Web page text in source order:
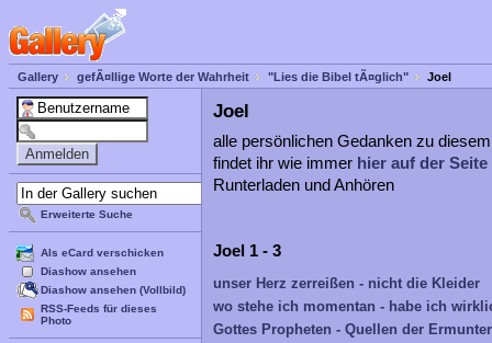
Gallery gefÃ¤llige Worte der Wahrheit "Lies die Bibel tÃ¤glich" Joel
Erweiterte Suche
Als eCard verschicken
Diashow ansehen
Diashow ansehen (Vollbild)
RSS-Feeds für dieses
Photo
Joel
alle persönlichen Gedanken zu
findet ihr wie immer hier auf der
Runterladen und Anhören
Joel 1 - 3
unser Herz zerreißen - nicht die Kleider
wo stehe ich momentan - habe ich
Gottes Propheten - Quellen der